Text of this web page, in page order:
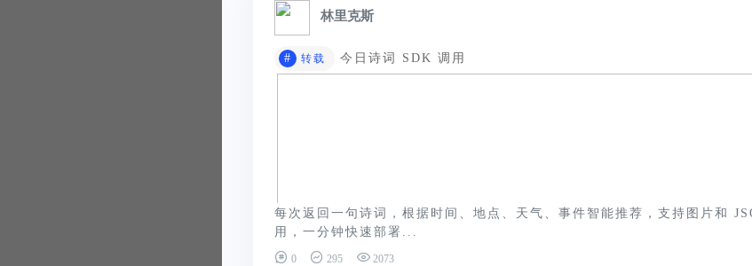
林里克斯
# 转载 今日诗词 SDK 调用
每次返回一句诗词，根据时间、地点、天气、事件智能推荐，支持图片和
用，一分钟快速部署...
0 295 2073